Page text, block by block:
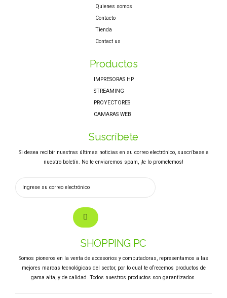
Quienes somos
Contacto
Tienda
Contact us
Productos
IMPRESORAS HP
STREAMING
PROYECTORES
CAMARAS WEB
Suscríbete
Si desea recibir nuestras últimas noticias en su correo electrónico, suscríbase a
nuestro boletín. No te enviaremos spam, ¡te lo prometemos!
SHOPPING PC
Somos pioneros en la venta de accesorios y computadoras, representamos a las
mejores marcas tecnológicas del sector, por lo cual te ofrecemos productos de
gama alta, y de calidad. Todos nuestros productos son garantizados.